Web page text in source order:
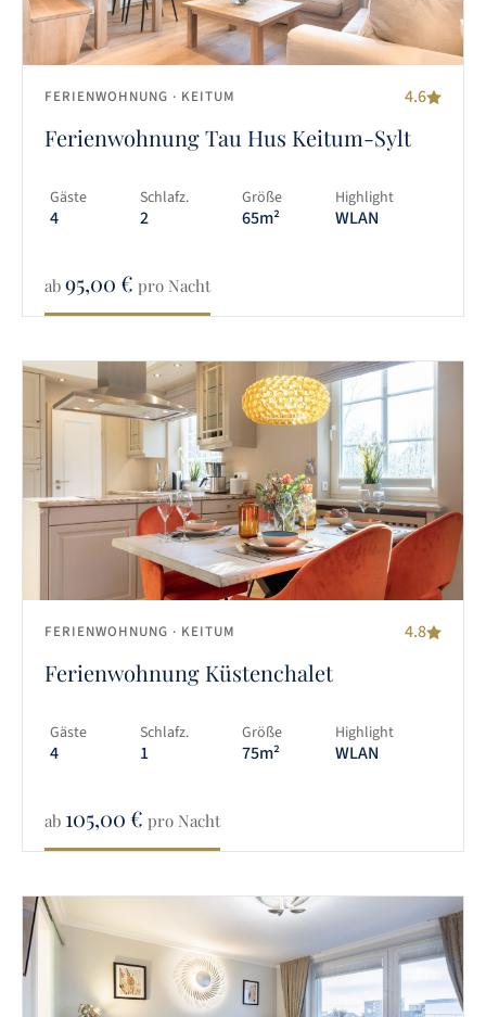
FERIENWOHNUNG · KEITUM 4.6
Ferienwohnung Tau Hus Keitum-Sylt
Gäste
4
Schlafz.
2
Größe
65m²
Highlight
WLAN
ab 95,00€ pro Nacht
FERIENWOHNUNG · KEITUM 4.8
Ferienwohnung Küstenchalet
Gäste
4
Schlafz.
1
Größe
75m²
Highlight
WLAN
ab 105,00€ pro Nacht